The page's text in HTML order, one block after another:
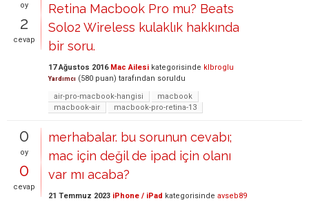
oy
2
cevap
Retina Macbook Pro mu? Beats
Solo2 Wireless kulaklık hakkında
bir soru.
17 Ağustos 2016 Mac Ailesi kategorisinde klbroglu
Yardımcı (580 puan) tarafından soruldu
air-pro-macbook-hangisi
macbook
macbook-air
macbook-pro-retina-13
0
oy
0
cevap
merhabalar. bu sorunun cevabı;
mac için değil de ipad için olanı
var mı acaba?
21 Temmuz 2023 iPhone / iPad kategorisinde avseb89